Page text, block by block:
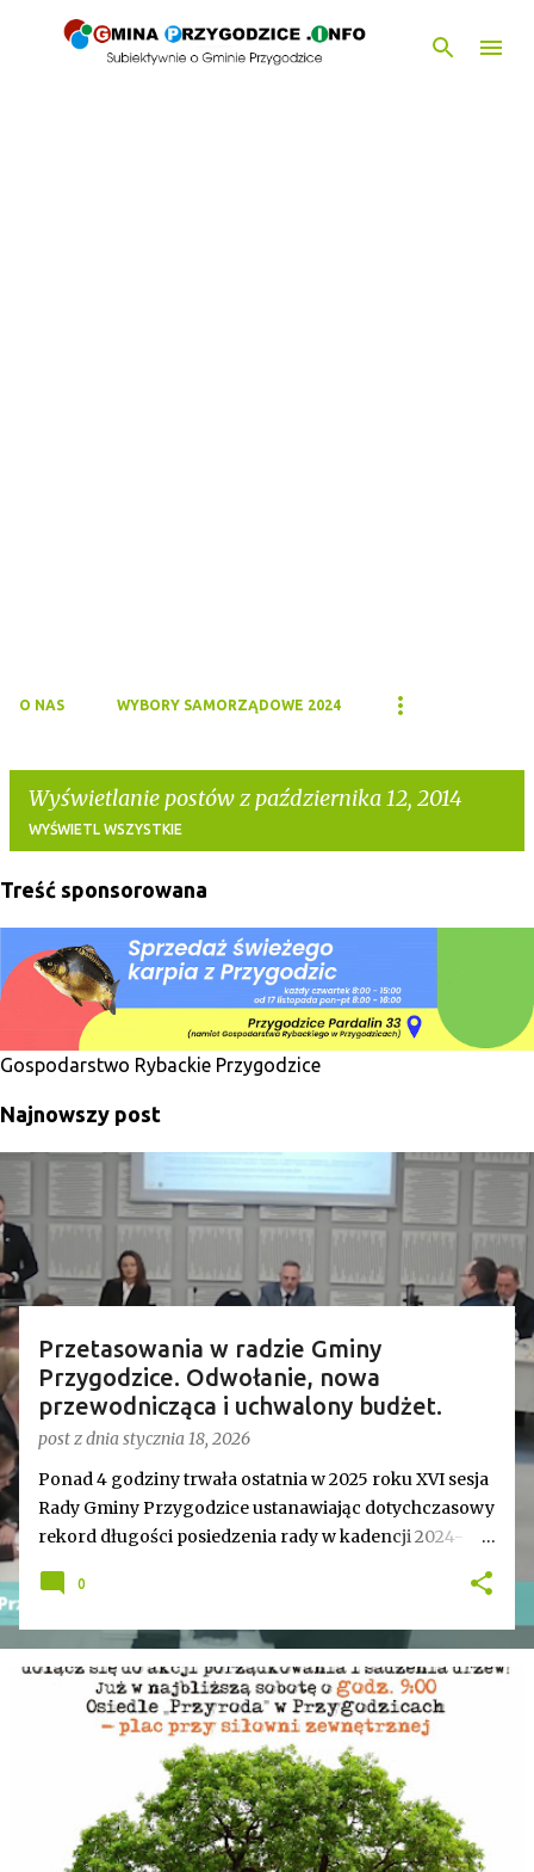
Przejdź do głównej zawartości
O NAS WYBORY SAMORZĄDOWE 2024
Wyświetlanie postów z października 12, 2014
WYŚWIETL WSZYSTKIE
s
y
Treść sponsorowana
Gospodarstwo Rybackie Przygodzice
Najnowszy post
Przetasowania w radzie Gminy
Przygodzice. Odwołanie, nowa
przewodnicząca i uchwalony budżet.
post z dniastycznia 18, 2026
Ponad 4 godziny trwała ostatnia w 2025 roku XVI sesja
Rady Gminy Przygodzice ustanawiając dotychczasowy
rekord długości posiedzenia rady w kadencji 2024-
„ZMIANA”. Jednym z pierwszych punktów był bowiem
Wnuk finalnie stracił stanowisko, a nową
przewodniczącą została Joanna Jabłecka -
dotychczasowa wiceprzewodnicząca.
0